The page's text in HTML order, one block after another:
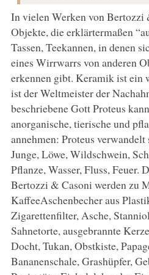
In vielen Werken von
Objekte, die erklärtermaßen
Tassen, Teekannen, in denen
eines Wirrwarrs von anderen
erkennen gibt. Keramik ist ein
ist der Weltmeister der
beschriebene Gott Proteus
anorganische, tierische und
annehmen: Proteus
Junge, Löwe, Wildschwein,
Pflanze, Wasser, Fluss, Feuer.
Bertozzi & Casoni werden zu
KaffeeAschenbecher aus
Zigarettenfilter, Asche,
Sahnetorte, ausgebrannte
Docht, Tukan, Obstkiste,
Bananenschale, Grashüpfer,